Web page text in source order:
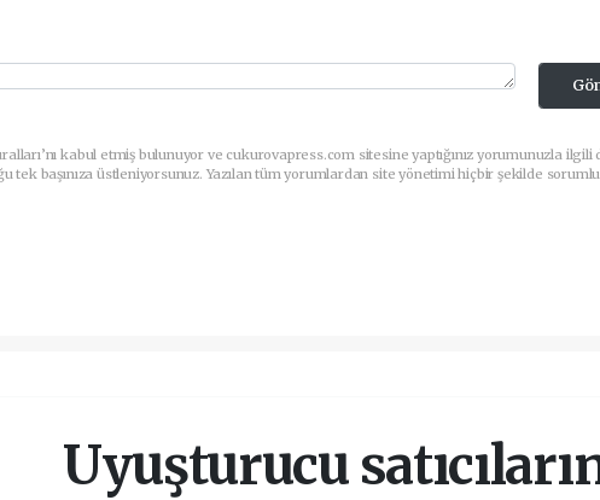
kabul etmiş bulunuyor ve cukurovapress.com sitesine yaptığınız yorumunuzla ilgili
tek başınıza üstleniyorsunuz. Yazılan tüm yorumlardan site yönetimi hiçbir şekilde sorumlu
Uyuşturucu